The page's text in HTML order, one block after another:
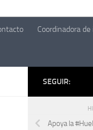
Coordinadora
SEGUIR:
Apoya la